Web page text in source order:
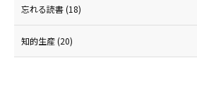
忘れる読書(18)
知的生産(20)